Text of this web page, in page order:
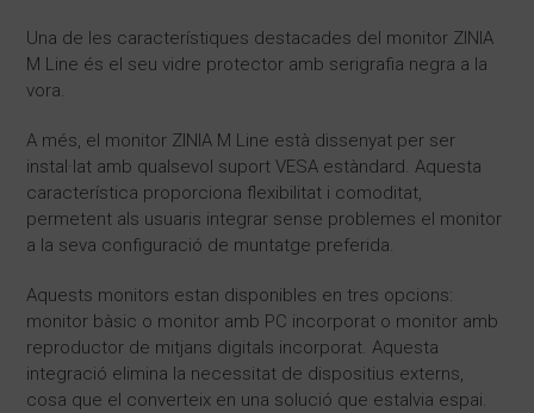
Una de les característiques destacades del monitor ZINIA
M Line és el seu vidre protector amb serigrafia negra a la
vora.
A més, el monitor ZINIA M Line està dissenyat per ser
instal·lat amb qualsevol suport VESA estàndard. Aquesta
característica proporciona flexibilitat i comoditat,
permetent als usuaris integrar sense problemes el monitor
a la seva configuració de muntatge preferida.
Aquests monitors estan disponibles en tres opcions:
monitor bàsic o monitor amb PC incorporat o monitor amb
reproductor de mitjans digitals incorporat. Aquesta
integració elimina la necessitat de dispositius externs,
cosa que el converteix en una solució que estalvia espai.